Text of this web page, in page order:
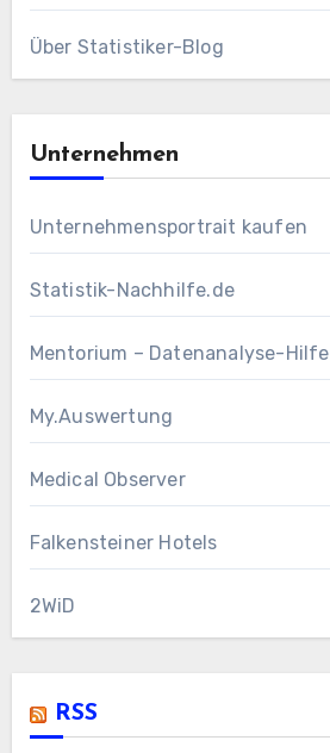
Über Statistiker-Blog
Unternehmen
Unternehmensportrait kaufen
Statistik-Nachhilfe.de
Mentorium – Datenanalyse-Hilfe
My.Auswertung
Medical Observer
Falkensteiner Hotels
2WiD
RSS